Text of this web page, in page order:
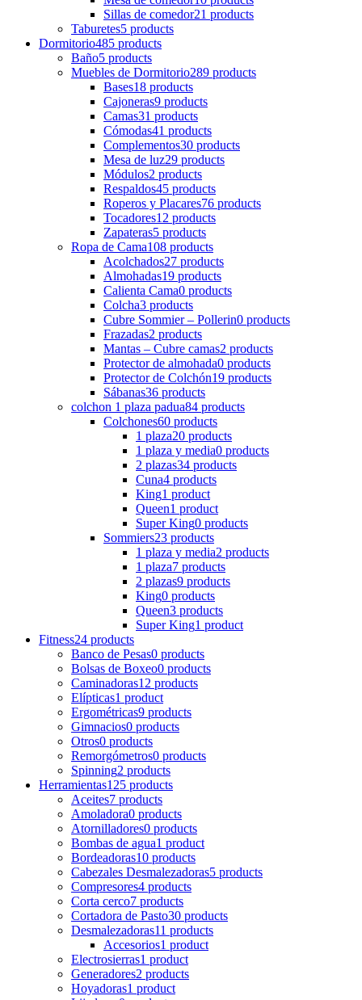
Sillas de comedor21 products
Taburetes5 products
Dormitorio485 products
Baño5 products
Muebles de Dormitorio289 products
Bases18 products
Cajoneras9 products
Camas31 products
Cómodas41 products
Complementos30 products
Mesa de luz29 products
Módulos2 products
Respaldos45 products
Roperos y Placares76 products
Tocadores12 products
Zapateras5 products
Ropa de Cama108 products
Acolchados27 products
Almohadas19 products
Calienta Cama0 products
Colcha3 products
Cubre Sommier – Pollerin0 products
Frazadas2 products
Mantas – Cubre camas2 products
Protector de almohada0 products
Protector de Colchón19 products
Sábanas36 products
colchon 1 plaza padua84 products
Colchones60 products
1 plaza20 products
1 plaza y media0 products
2 plazas34 products
Cuna4 products
King1 product
Queen1 product
Super King0 products
Sommiers23 products
1 plaza y media2 products
1 plaza7 products
2 plazas9 products
King0 products
Queen3 products
Super King1 product
Fitness24 products
Banco de Pesas0 products
Bolsas de Boxeo0 products
Caminadoras12 products
Elípticas1 product
Ergométricas9 products
Gimnacios0 products
Otros0 products
Remorgómetros0 products
Spinning2 products
Herramientas125 products
Aceites7 products
Amoladora0 products
Atornilladores0 products
Bombas de agua1 product
Bordeadoras10 products
Cabezales Desmalezadoras5 products
Compresores4 products
Corta cerco7 products
Cortadora de Pasto30 products
Desmalezadoras11 products
Accesorios1 product
Electrosierras1 product
Generadores2 products
Hoyadoras1 product